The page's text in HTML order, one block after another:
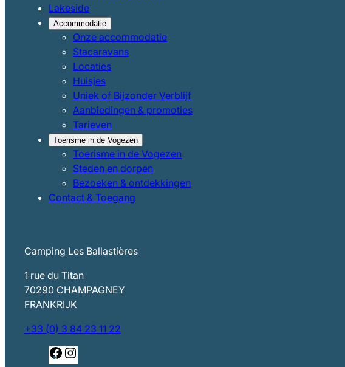
Lakeside
Accommodatie
Onze accommodatie
Stacaravans
Locaties
Huisjes
Uniek of Bijzonder Verblijf
Aanbiedingen & promoties
Tarieven
Toerisme in de Vogezen
Toerisme in de Vogezen
Steden en dorpen
Bezoeken & ontdekkingen
Contact & Toegang
Camping Les Ballastières
1 rue du Titan
70290 CHAMPAGNEY
FRANKRIJK
+33 (0) 3 84 23 11 22
Facebook